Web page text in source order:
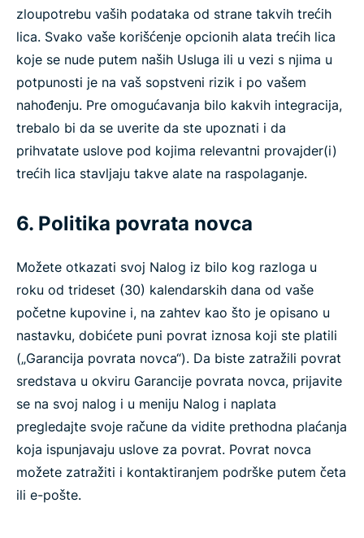
zloupotrebu vaših podataka od strane takvih trećih
lica. Svako vaše korišćenje opcionih alata trećih lica
koje se nude putem naših Usluga ili u vezi s njima u
potpunosti je na vaš sopstveni rizik i po vašem
nahođenju. Pre omogućavanja bilo kakvih integracija,
trebalo bi da se uverite da ste upoznati i da
prihvatate uslove pod kojima relevantni provajder(i)
trećih lica stavljaju takve alate na raspolaganje.
6. Politika povrata novca
Možete otkazati svoj Nalog iz bilo kog razloga u
roku od trideset (30) kalendarskih dana od vaše
početne kupovine i, na zahtev kao što je opisano u
nastavku, dobićete puni povrat iznosa koji ste platili
(„Garancija povrata novca“). Da biste zatražili povrat
sredstava u okviru Garancije povrata novca, prijavite
se na svoj nalog i u meniju Nalog i naplata
pregledajte svoje račune da vidite prethodna plaćanja
koja ispunjavaju uslove za povrat. Povrat novca
možete zatražiti i kontaktiranjem podrške putem četa
ili e-pošte.